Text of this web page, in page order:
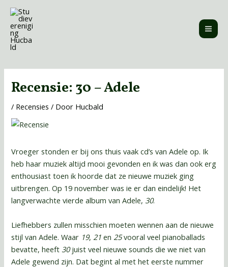
naar
inhoud
Recensie: 30 – Adele
/ Recensies / Door Hucbald
Vroeger stonden er bij ons thuis vaak cd’s van Adele op. Ik
heb haar muziek altijd mooi gevonden en ik was dan ook erg
enthousiast toen ik hoorde dat ze nieuwe muziek ging
uitbrengen. Op 19 november was ie er dan eindelijk! Het
langverwachte vierde album van Adele, 30.
Liefhebbers zullen misschien moeten wennen aan de nieuwe
stijl van Adele. Waar 19, 21 en 25vooral veel pianoballads
bevatte, heeft 30juist veel nieuwe sounds die we niet van
Adele gewend zijn. Dat begint al met het eerste nummer